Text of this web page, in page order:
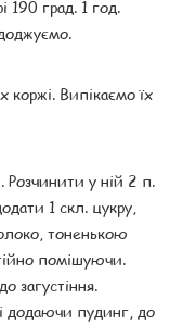
190 град. 1 год.
коржі. Випікаємо їх
у ній 2 п.
1 скл. цукру,
тоненькою
помішуючи.
загустіння.
додаючи пудинг, до